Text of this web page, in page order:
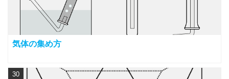
気体の集め方
30